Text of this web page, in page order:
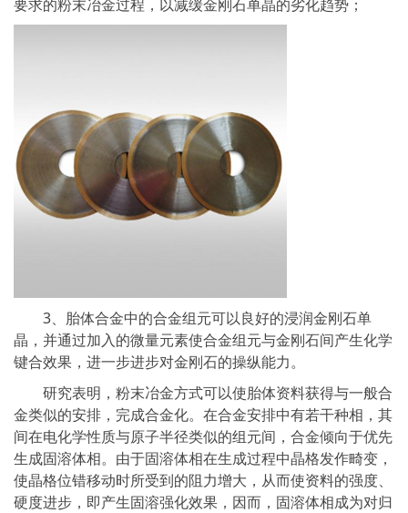
要求的粉末冶金过程，以减缓金刚石单晶的劣化趋势；
3、胎体合金中的合金组元可以良好的浸润金刚石单
晶，并通过加入的微量元素使合金组元与金刚石间产生化学
键合效果，进一步进步对金刚石的操纵能力。
研究表明，粉末冶金方式可以使胎体资料获得与一般合
金类似的安排，完成合金化。在合金安排中有若干种相，其
间在电化学性质与原子半径类似的组元间，合金倾向于优先
生成固溶体相。由于固溶体相在生成过程中晶格发作畸变，
使晶格位错移动时所受到的阻力增大，从而使资料的强度、
硬度进步，即产生固溶强化效果，因而，固溶体相成为对归